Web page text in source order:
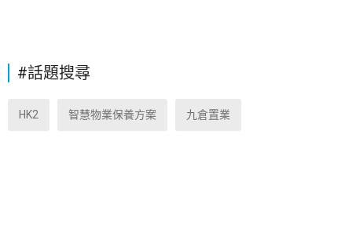
#話題搜尋
HK2 智慧物業保養方案 九倉置業